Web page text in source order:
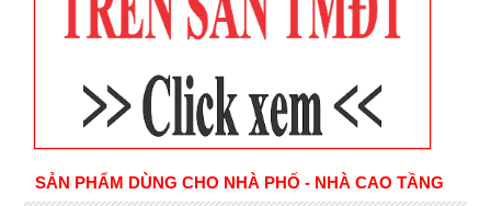
SẢN PHẨM DÙNG CHO NHÀ PHỐ - NHÀ CAO TẦNG